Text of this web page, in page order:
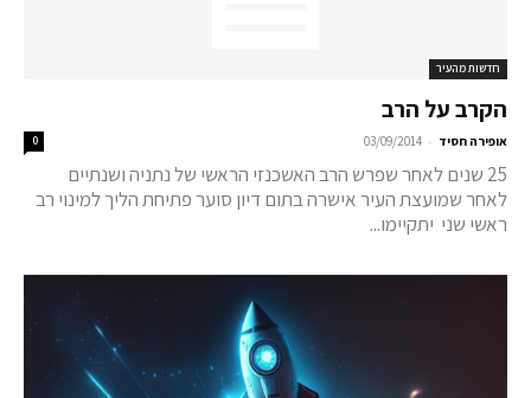
חדשות מהעיר
הקרב על הרב
אופירה חסיד -
03/09/2014
0
25 שנים לאחר שפרש הרב האשכנזי הראשי של נתניה ושנתיים
לאחר שמועצת העיר אישרה בתום דיון סוער פתיחת הליך למינוי רב
ראשי שני יתקיימו...